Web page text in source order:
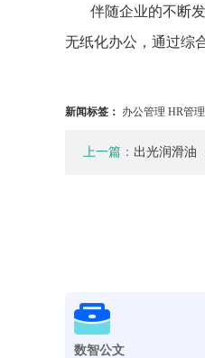
伴随企业的不断
无纸化办公，通过综
新闻标签： 办公管理 HR管
上一篇： 出光润滑油
数智公文